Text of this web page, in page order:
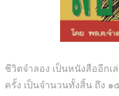
ชีวิตจำลอง เป็นหนังสืออีก
ครั้ง เป็นจำนวนทั้งสิ้น ถึง